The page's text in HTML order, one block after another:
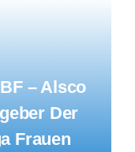
– Alsco
Der
Frauen